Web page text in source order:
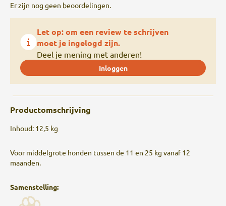
Er zijn nog geen beoordelingen.
Let op: om een review te schrijven
moet je ingelogd zijn.
Deel je mening met anderen!
Inloggen
Productomschrijving
Inhoud: 12,5 kg
Voor middelgrote honden tussen de 11 en 25 kg vanaf 12
maanden.
Samenstelling: